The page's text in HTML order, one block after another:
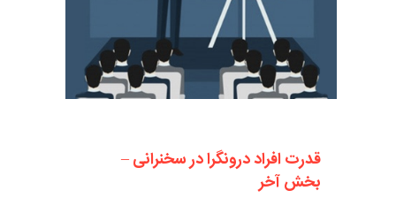
قدرت افراد درونگرا در سخنرانی –
بخش آخر